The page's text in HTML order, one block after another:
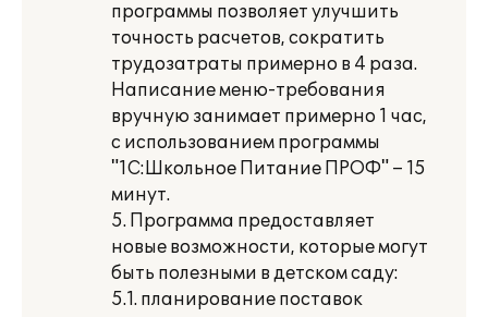
программы позволяет улучшить
точность расчетов, сократить
трудозатраты примерно в 4 раза.
Написание меню-требования
вручную занимает примерно 1 час,
с использованием программы
"1С:Школьное Питание ПРОФ" – 15
минут.
5. Программа предоставляет
новые возможности, которые могут
быть полезными в детском саду:
5.1. планирование поставок